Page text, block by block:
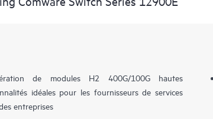
de modules H2 400G/100G hautes
idéales pour les fournisseurs de services
entreprises